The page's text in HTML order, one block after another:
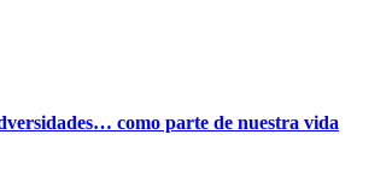
como parte de nuestra vida